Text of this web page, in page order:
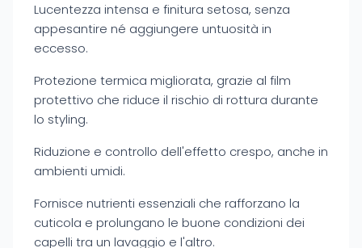
Lucentezza intensa e finitura setosa, senza
appesantire né aggiungere untuosità in
eccesso.
Protezione termica migliorata, grazie al film
protettivo che riduce il rischio di rottura durante
lo styling.
Riduzione e controllo dell'effetto crespo, anche in
ambienti umidi.
Fornisce nutrienti essenziali che rafforzano la
cuticola e prolungano le buone condizioni dei
capelli tra un lavaggio e l'altro.